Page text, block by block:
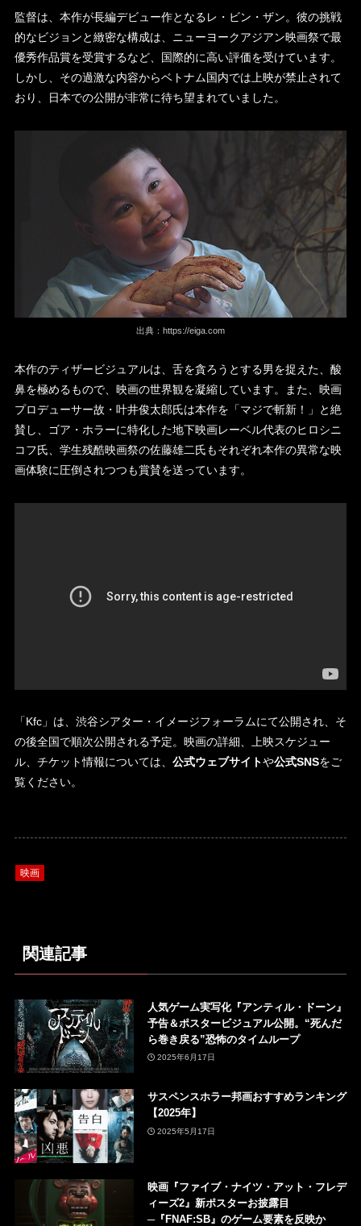
監督は、本作が長編デビュー作となるレ・ビン・ザン。彼の挑戦
的なビジョンと緻密な構成は、ニューヨークアジアン映画祭で最
優秀作品賞を受賞するなど、国際的に高い評価を受けています。
しかし、その過激な内容からベトナム国内では上映が禁止されて
おり、日本での公開が非常に待ち望まれていました。
出典： https://eiga.com
本作のティザービジュアルは、舌を貪ろうとする男を捉えた、酸
鼻を極めるもので、映画の世界観を凝縮しています。また、映画
プロデューサー故・叶井俊太郎氏は本作を「マジで斬新！」と絶
賛し、ゴア・ホラーに特化した地下映画レーベル代表のヒロシニ
コフ氏、学生残酷映画祭の佐藤雄二氏もそれぞれ本作の異常な映
画体験に圧倒されつつも賞賛を送っています。
「Kfc」は、渋谷シアター・イメージフォーラムにて公開され、そ
の後全国で順次公開される予定。映画の詳細、上映スケジュー
ル、チケット情報については、 公式ウェブサイトや公式SNSをご
覧ください。
映画
関連記事
人気ゲーム実写化『アンティル・ドーン』
予告＆ポスタービジュアル公開。“死んだ
ら巻き戻る”恐怖のタイムループ
2025年6月17日
サスペンスホラー邦画おすすめランキング
【2025年】
2025年5月17日
映画『ファイブ・ナイツ・アット・フレデ
ィーズ2』新ポスターお披露目
─『FNAF:SB』のゲーム要素を反映か